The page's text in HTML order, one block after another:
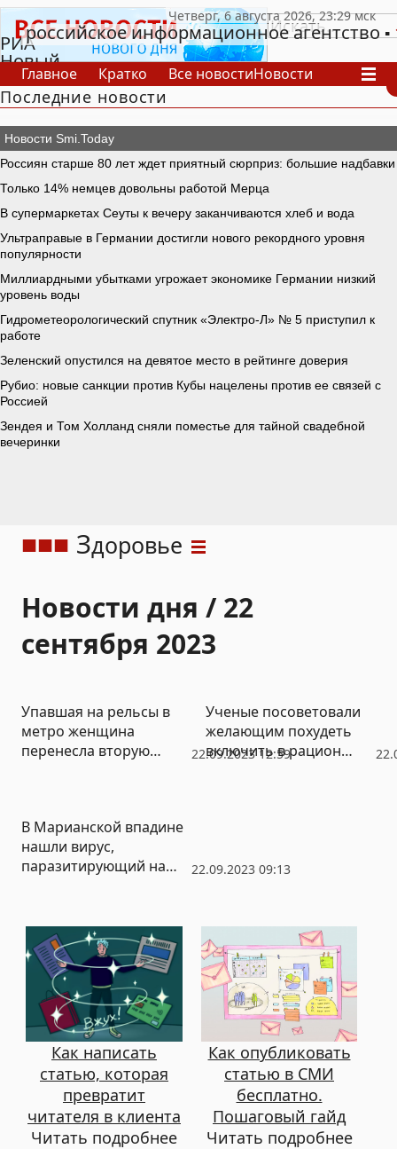
РИА
Новый
День
российское информационное агентство
Главное Кратко Все новостиНовости
В России
В мире
СпецпроектыПроекты Архив
Последние новости
Здоровье
Новости дня / 22
сентября 2023
22.09.2023 12:59
Упавшая на рельсы в
метро женщина
перенесла вторую
Ученые посоветовали
желающим похудеть
включить в рацион
22.09.2023 09:13
В Марианской впадине
нашли вирус,
паразитирующий на
Как написать
статью, которая
превратит
читателя в клиента
Читать подробнее
Как опубликовать
статью в СМИ
бесплатно.
Пошаговый гайд
Читать подробнее